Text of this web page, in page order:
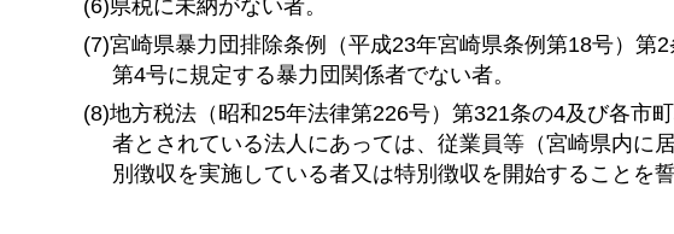
(6)県税に未納がない者。
(7)宮崎県暴力団排除条例（平成23年宮崎県条例第18号）第
第4号に規定する暴力団関係者でない者。
(8)地方税法（昭和25年法律第226号）第321条の4及び各市
者とされている法人にあっては、従業員等（宮崎県内に
別徴収を実施している者又は特別徴収を開始することを誓